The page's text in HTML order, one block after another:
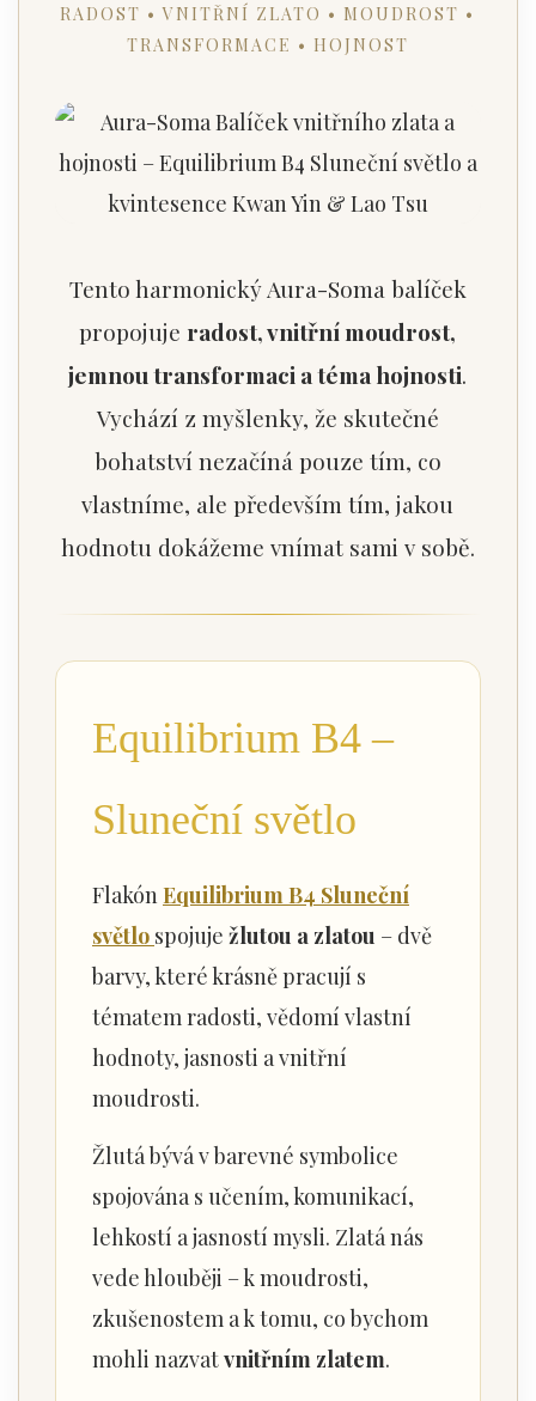
RADOST • VNITŘNÍ ZLATO • MOUDROST •
TRANSFORMACE • HOJNOST
Tento harmonický Aura-Soma balíček
propojuje radost, vnitřní moudrost,
jemnou transformaci a téma hojnosti.
Vychází z myšlenky, že skutečné
bohatství nezačíná pouze tím, co
vlastníme, ale především tím, jakou
hodnotu dokážeme vnímat sami v sobě.
Equilibrium B4 –
Sluneční světlo
Flakón Equilibrium B4 Sluneční
světlo spojuje žlutou a zlatou – dvě
barvy, které krásně pracují s
tématem radosti, vědomí vlastní
hodnoty, jasnosti a vnitřní
moudrosti.
Žlutá bývá v barevné symbolice
spojována s učením, komunikací,
lehkostí a jasností mysli. Zlatá nás
vede hlouběji – k moudrosti,
zkušenostem a k tomu, co bychom
mohli nazvatvnitřním zlatem.